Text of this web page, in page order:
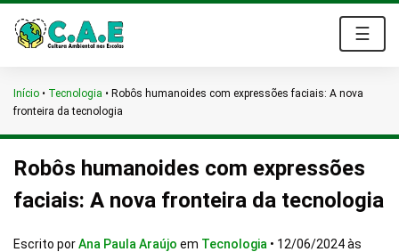
☰
Início • Tecnologia • Robôs humanoides com expressões faciais: A nova
fronteira da tecnologia
Robôs humanoides com expressões
faciais: A nova fronteira da tecnologia
Escrito porAna Paula Araújo em Tecnologia • 12/06/2024 às